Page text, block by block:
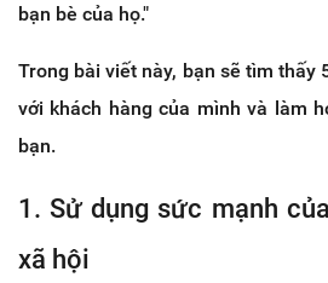
bạn bè của họ."
Trong bài viết này, bạn sẽ tìm thấy
với khách hàng của mình và làm
bạn.
1. Sử dụng sức mạnh
xã hội